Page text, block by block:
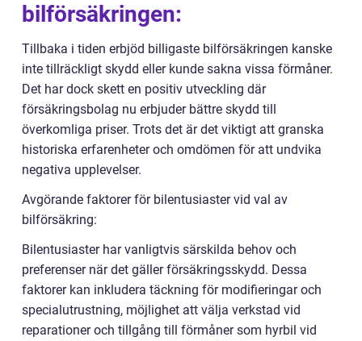
bilförsäkringen:
Tillbaka i tiden erbjöd billigaste bilförsäkringen kanske
inte tillräckligt skydd eller kunde sakna vissa förmåner.
Det har dock skett en positiv utveckling där
försäkringsbolag nu erbjuder bättre skydd till
överkomliga priser. Trots det är det viktigt att granska
historiska erfarenheter och omdömen för att undvika
negativa upplevelser.
Avgörande faktorer för bilentusiaster vid val av
bilförsäkring:
Bilentusiaster har vanligtvis särskilda behov och
preferenser när det gäller försäkringsskydd. Dessa
faktorer kan inkludera täckning för modifieringar och
specialutrustning, möjlighet att välja verkstad vid
reparationer och tillgång till förmåner som hyrbil vid